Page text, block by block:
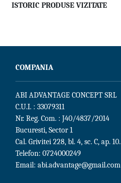
ISTORIC PRODUSE VIZITATE
COMPANIA
ABI ADVANTAGE CONCEPT SRL
C.U.I. : 33079311
Nr. Reg. Com. : J40/4837/2014
Bucuresti, Sector 1
Cal. Grivitei 228, bl. 4, sc. C, ap. 10.
Telefon: 0724000249
Email: abi.advantage@gmail.com